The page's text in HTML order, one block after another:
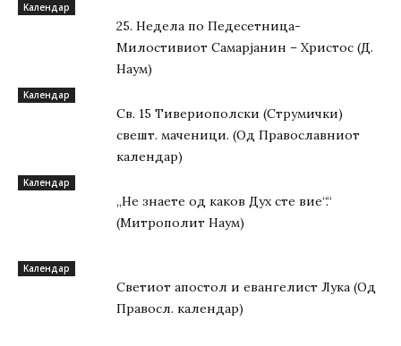
Kалендар
25. Недела по Педесетница-
Милостивиот Самарјанин – Христос (Д.
Наум)
Kалендар
Св. 15 Тивeриoпoлски (Струмички)
свeшт. маченици. (Од Православниот
календар)
Kалендар
„Не знаете од каков Дух сте вие“.“
(Митрополит Наум)
Kалендар
Светиот апостол и евангелист Лука (Од
Правосл. календар)